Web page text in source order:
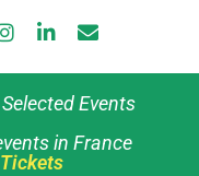
Events
in France